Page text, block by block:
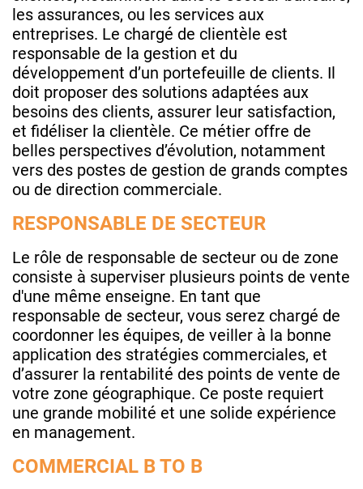
les assurances, ou les services aux
entreprises. Le chargé de clientèle est
responsable de la gestion et du
développement d’un portefeuille de clients. Il
doit proposer des solutions adaptées aux
besoins des clients, assurer leur satisfaction,
et fidéliser la clientèle. Ce métier offre de
belles perspectives d’évolution, notamment
vers des postes de gestion de grands comptes
ou de direction commerciale.
RESPONSABLE DE SECTEUR
Le rôle de responsable de secteur ou de zone
consiste à superviser plusieurs points de vente
d'une même enseigne. En tant que
responsable de secteur, vous serez chargé de
coordonner les équipes, de veiller à la bonne
application des stratégies commerciales, et
d’assurer la rentabilité des points de vente de
votre zone géographique. Ce poste requiert
une grande mobilité et une solide expérience
en management.
COMMERCIAL B TO B